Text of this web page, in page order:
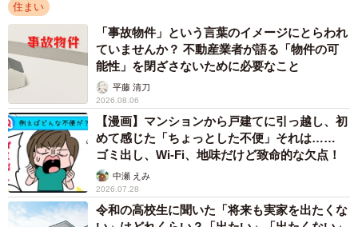
通常のサロン開業では、不動産賃料や保証金・礼金などの
初期費用が大きな負担になりますが、自宅サロンならそれ
らが不要なため、自分の貯金だけでインテリアや什器、ネ
イルキットをそろえることができました。デザイナーの友
人が格安でお店のロゴも考えてくれ、念願の「おうちサロ
ン」開業にこぎつけました。
美容関係の投稿をしてきたインスタグラムでも反響があ
り、知り合い以外のお客様も少しずつ増えてきたそのタイ
ミングで、マンション管理組合の名前で「管理規約違反に
住まい
「事故物件」という言葉のイメージにとらわれ
ていませんか？ 不動産業者が語る「物件の可
能性」を閉ざさないために必要なこと
平藤 清刀
2026.08.06
【漫画】マンションから戸建てに引っ越し、初
めて感じた「ちょっとした不便」それは……
ゴミ出し、Wi-Fi、地味だけど致命的な欠点！
中瀬 えみ
2026.07.28
令和の高校生に聞いた「将来も実家を出たくな